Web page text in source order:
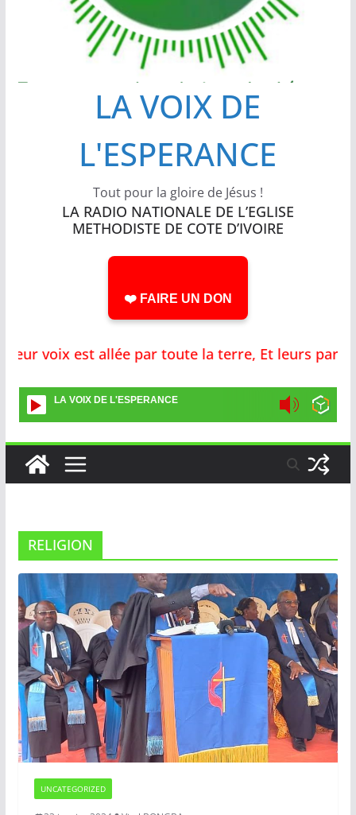
LA VOIX DE
L'ESPERANCE
Tout pour la gloire de Jésus !
LA RADIO NATIONALE DE L’EGLISE
METHODISTE DE COTE D’IVOIRE
❤️ FAIRE UN DON
voix est allée par toute la terre, Et leurs paroles
LA VOIX DE L'ESPERANCE
RELIGION
UNCATEGORIZED